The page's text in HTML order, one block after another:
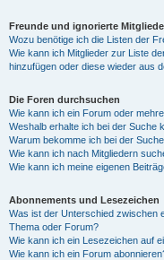
Freunde und ignorierte
Wozu benötige ich die Listen der
Wie kann ich Mitglieder zur Liste
hinzufügen oder diese wieder aus
Die Foren durchsuchen
Wie kann ich ein Forum oder
Weshalb erhalte ich bei der Suche
Warum bekomme ich bei der
Wie kann ich nach Mitgliedern
Wie kann ich meine eigenen
Abonnements und Lesezeichen
Was ist der Unterschied zwischen
Thema oder Forum?
Wie kann ich ein Lesezeichen auf
Wie kann ich ein Forum